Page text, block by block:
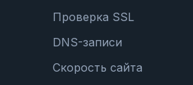
Проверка SSL
DNS-записи
Скорость сайта